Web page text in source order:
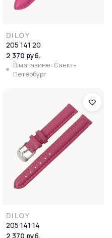
DILOY
205 141 20
2 370 руб.
В магазине: Санкт-
Петербург
DILOY
205 141 14
2 370 руб.